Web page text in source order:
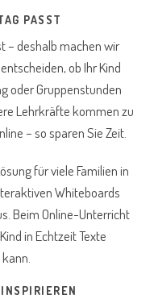
PASST
– deshalb machen wir
ob Ihr Kind
oder Gruppenstunden
Lehrkräfte kommen zu
– so sparen Sie Zeit.
für viele Familien in
Whiteboards
Beim Online-Unterricht
in Echtzeit Texte